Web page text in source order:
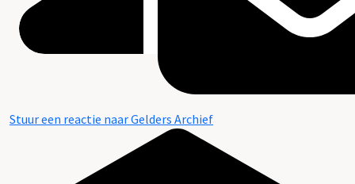
Stuur een reactie naar Gelders Archief